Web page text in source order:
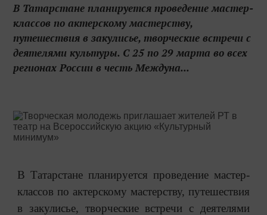
В Татарстане планируется проведение мастер-
классов по актерскому мастерству,
путешествия в закулисье, творческие встречи с
деятелями культуры. С 25 по 29 марта во всех
регионах России в честь Междуна...
В Татарстане планируется проведение мастер-
классов по актерскому мастерству, путешествия
в закулисье, творческие встречи с деятелями